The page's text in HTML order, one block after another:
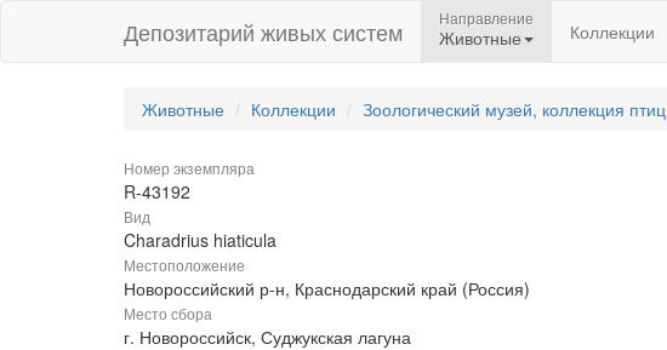
Депозитарий живых систем Направление
Животные Коллекции
Животные Коллекции Зоологический музей, коллекция птиц
Номер экземпляра
R-43192
Вид
Charadrius hiaticula
Местоположение
Новороссийский р-н, Краснодарский край (Россия)
Место сбора
г. Новороссийск, Суджукская лагуна